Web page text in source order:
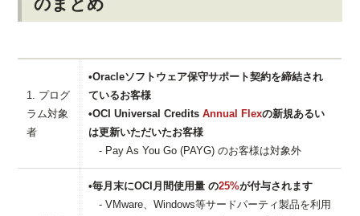
のまとめ
1. プログ
ラム対象
者
•Oracleソフトウェア保守サポート契約を締結され
ているお客様
•OCI Universal CreditsAnnual Flexの新規あるい
は更新いただいたお客様
- Pay As You Go (PAYG) のお客様は対象外
•毎月末にOCI月間使用量 の25%が付与されます
- VMware、Windows等サードパーティ製品を利用